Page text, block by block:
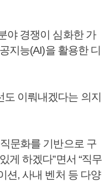
야 경쟁이 심화한 가
지능(AI)을 활용한 디
이뤄내겠다는 의지
문화를 기반으로 구
게 하겠다”면서 “직무
션, 사내 벤처 등 다양